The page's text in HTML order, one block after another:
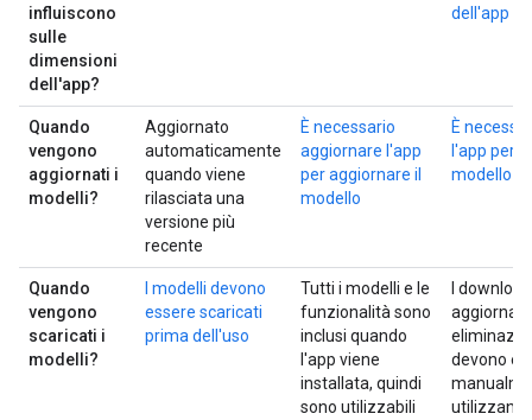
influiscono
sulle
dimensioni
dell'app?
dell'app
Quando
vengono
aggiornati i
modelli?
Aggiornato
automaticamente
quando viene
rilasciata una
versione più
recente
È necessario
aggiornare l'app
per aggiornare il
modello
È
l'app per
modello
Quando
vengono
scaricati i
modelli?
I modelli devono
essere scaricati
prima dell'uso
Tutti i modelli e le
funzionalità sono
inclusi quando
l'app viene
installata, quindi
sono utilizzabili
I
devono